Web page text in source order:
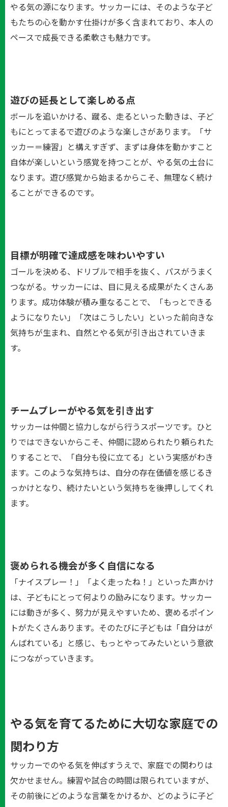
やる気の源になります。サッカーには、そのような子ど
もたちの心を動かす仕掛けが多く含まれており、本人の
ペースで成長できる柔軟さも魅力です。
遊びの延長として楽しめる点
ボールを追いかける、蹴る、走るといった動きは、子ど
もにとってまるで遊びのような楽しさがあります。「サ
ッカー＝練習」と構えすぎず、まずは身体を動かすこと
自体が楽しいという感覚を持つことが、やる気の土台に
なります。遊び感覚から始まるからこそ、無理なく続け
ることができるのです。
目標が明確で達成感を味わいやすい
ゴールを決める、ドリブルで相手を抜く、パスがうまく
つながる。サッカーには、目に見える成果がたくさんあ
ります。成功体験が積み重なることで、「もっとできる
ようになりたい」「次はこうしたい」といった前向きな
気持ちが生まれ、自然とやる気が引き出されていきま
す。
チームプレーがやる気を引き出す
サッカーは仲間と協力しながら行うスポーツです。ひと
りではできないからこそ、仲間に認められたり頼られた
りすることで、「自分も役に立てる」という実感がわき
ます。このような気持ちは、自分の存在価値を感じるき
っかけとなり、続けたいという気持ちを後押ししてくれ
ます。
褒められる機会が多く自信になる
「ナイスプレー！」「よく走ったね！」といった声かけ
は、子どもにとって何よりの励みになります。サッカー
には動きが多く、努力が見えやすいため、褒めるポイン
トがたくさんあります。そのたびに子どもは「自分はが
んばれている」と感じ、もっとやってみたいという意欲
につながっていきます。
やる気を育てるために大切な家庭での
関わり方
サッカーでのやる気を伸ばすうえで、家庭での関わりは
欠かせません。練習や試合の時間は限られていますが、
その前後にどのような言葉をかけるか、どのように子ど